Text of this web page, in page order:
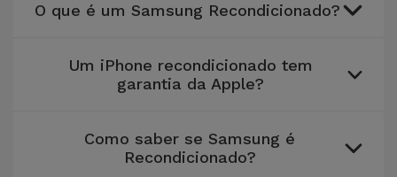
O que é um Samsung Recondicionado?
Um iPhone recondicionado tem
garantia da Apple?
Como saber se Samsung é
Recondicionado?